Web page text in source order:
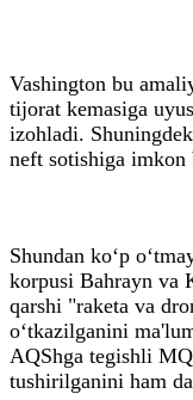
Vashington bu
tijorat kemasiga
izohladi.
neft sotishiga
Shundan ko‘p
korpusi Bahrayn va
qarshi "raketa va
o‘tkazilganini
AQShga tegishli
tushirilganini ham